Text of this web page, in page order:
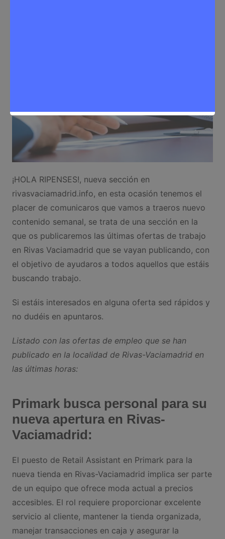
¡HOLA RIPENSES!, nueva sección en
rivasvaciamadrid.info, en esta ocasión tenemos el
placer de comunicaros que vamos a traeros nuevo
contenido semanal, se trata de una sección en la
que os publicaremos las últimas ofertas de trabajo
en Rivas Vaciamadrid que se vayan publicando, con
el objetivo de ayudaros a todos aquellos que estáis
buscando trabajo.
Si estáis interesados en alguna oferta sed rápidos y
no dudéis en apuntaros.
Listado con las ofertas de empleo que se han
publicado en la localidad de Rivas-Vaciamadrid en
las últimas horas:
Primark busca personal para su
nueva apertura en Rivas-
Vaciamadrid:
El puesto de Retail Assistant en Primark para la
nueva tienda en Rivas-Vaciamadrid implica ser parte
de un equipo que ofrece moda actual a precios
accesibles. El rol requiere proporcionar excelente
servicio al cliente, mantener la tienda organizada,
manejar transacciones en caja y asegurar la